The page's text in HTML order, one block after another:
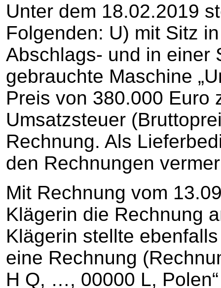
Unter dem 18.02.2019
Folgenden: U) mit Sitz
Abschlags- und in einer
gebrauchte Maschine
Preis von 380.000 Euro
Umsatzsteuer
Rechnung. Als
den Rechnungen
Mit Rechnung vom
Klägerin die Rechnung
Klägerin stellte
eine Rechnung
H Q, …, 00000 L,